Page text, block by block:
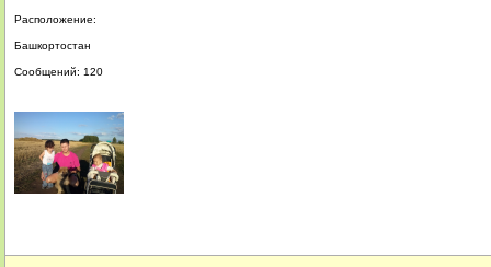
Расположение:
Башкортостан
Сообщений: 120